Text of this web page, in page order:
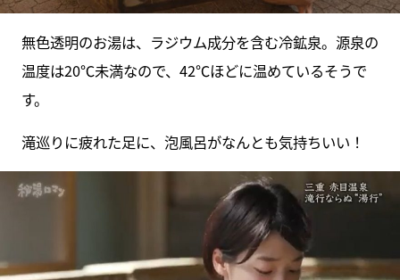
無色透明のお湯は、ラジウム成分を含む冷鉱泉。源泉の
温度は20℃未満なので、42℃ほどに温めているそうで
す。
滝巡りに疲れた足に、泡風呂がなんとも気持ちいい！